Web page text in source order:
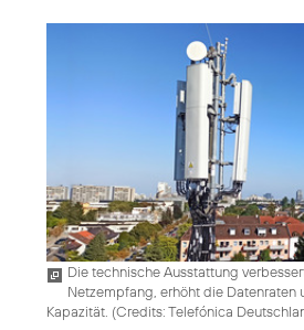
Die technische Ausstattung
Netzempfang, erhöht die Datenraten
Kapazität. (Credits: Telefónica